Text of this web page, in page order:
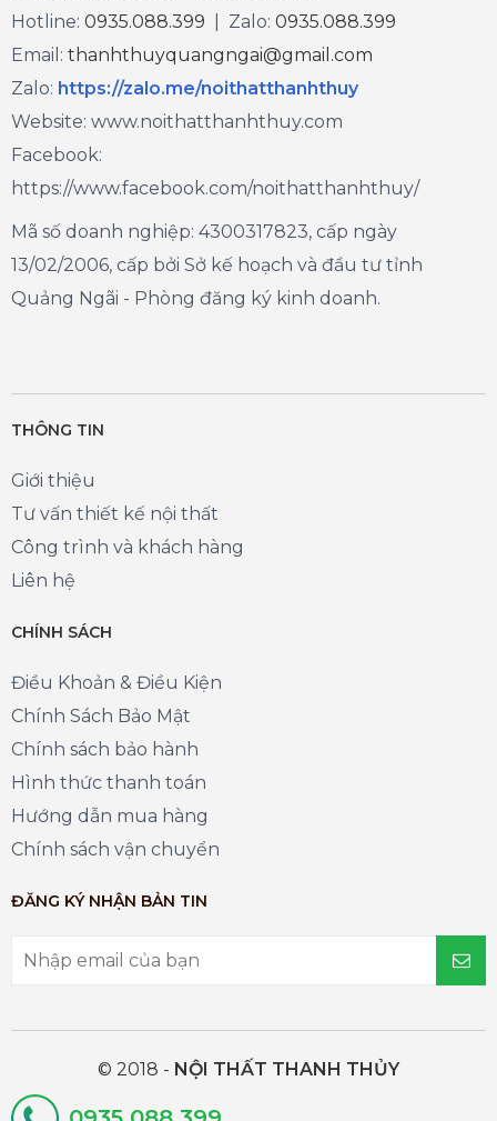
Hotline: 0935.088.399 | Zalo: 0935.088.399
Email: thanhthuyquangngai@gmail.com
Zalo: https://zalo.me/noithatthanhthuy
Website: www.noithatthanhthuy.com
Facebook:
https://www.facebook.com/noithatthanhthuy/
Mã số doanh nghiệp: 4300317823, cấp ngày
13/02/2006, cấp bởi Sở kế hoạch và đầu tư tỉnh
Quảng Ngãi - Phòng đăng ký kinh doanh.
THÔNG TIN
Giới thiệu
Tư vấn thiết kế nội thất
Công trình và khách hàng
Liên hệ
CHÍNH SÁCH
Điều Khoản & Điều Kiện
Chính Sách Bảo Mật
Chính sách bảo hành
Hình thức thanh toán
Hướng dẫn mua hàng
Chính sách vận chuyển
ĐĂNG KÝ NHẬN BẢN TIN
© 2018 - NỘI THẤT THANH THỦY